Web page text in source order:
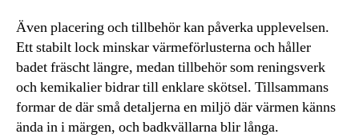
Även placering och tillbehör kan påverka upplevelsen.
Ett stabilt lock minskar värmeförlusterna och håller
badet fräscht längre, medan tillbehör som reningsverk
och kemikalier bidrar till enklare skötsel. Tillsammans
formar de där små detaljerna en miljö där värmen känns
ända in i märgen, och badkvällarna blir långa.